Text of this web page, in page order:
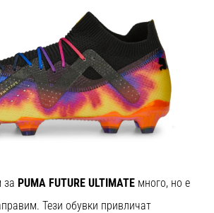
за PUMA FUTURE ULTIMATE много, но е
Тези обувки привличат